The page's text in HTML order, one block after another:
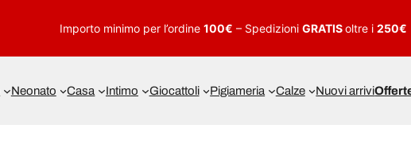
Importo minimo per l’ordine 100€ – Spedizioni GRATISoltre i 250€
Neonato Casa Intimo Giocattoli Pigiameria Calze Nuovi arrivi